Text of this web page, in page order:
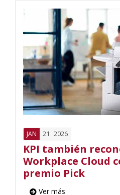
JAN 21 2026
KPI también
Workplace Cloud
premio Pick
Ver más